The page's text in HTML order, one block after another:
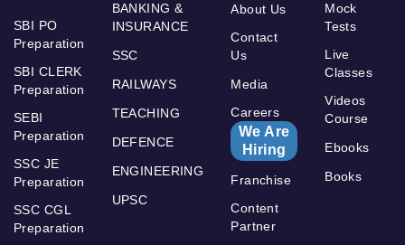
SBI PO
Preparation
SBI CLERK
Preparation
SEBI
Preparation
SSC JE
Preparation
SSC CGL
Preparation
BANKING &
INSURANCE
SSC
RAILWAYS
TEACHING
DEFENCE
ENGINEERING
UPSC
About Us
Contact
Us
Media
Careers
We Are
Hiring
Franchise
Content
Partner
Mock
Tests
Live
Classes
Videos
Course
Ebooks
Books